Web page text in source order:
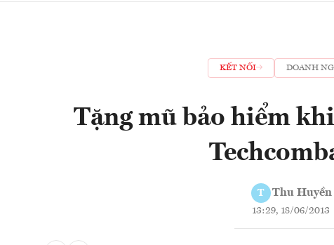
KẾT NỐI DOANH
Tặng mũ bảo hiểm
T Thu Huyền
13:29, 18/06/2013